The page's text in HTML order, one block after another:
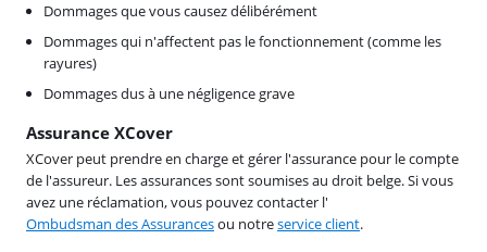
Dommages que vous causez délibérément
Dommages qui n'affectent pas le fonctionnement (comme les
rayures)
Dommages dus à une négligence grave
Assurance XCover
XCover peut prendre en charge et gérer l'assurance pour le compte
de l'assureur. Les assurances sont soumises au droit belge. Si vous
avez une réclamation, vous pouvez contacter l'
Ombudsman des Assurancesou notreservice client.